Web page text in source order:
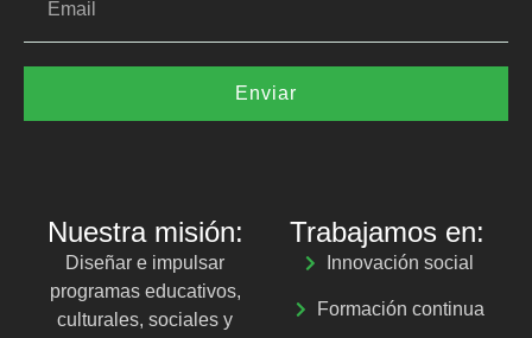
Enviar
Nuestra misión:
Diseñar e impulsar
programas educativos,
culturales, sociales y
Trabajamos en:
Innovación social
Formación continua